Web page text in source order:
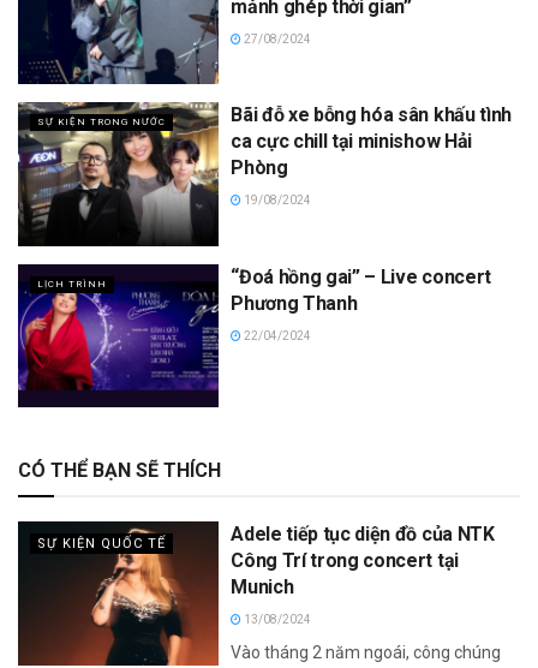
mảnh ghép thời gian”
27/08/2024
SỰ KIỆN TRONG NƯỚC
Bãi đỗ xe bỗng hóa sân khấu tình
ca cực chill tại minishow Hải
Phòng
19/08/2024
LỊCH TRÌNH
“Đoá hồng gai” – Live concert
Phương Thanh
22/04/2024
CÓ THỂ BẠN SẼ THÍCH
SỰ KIỆN QUỐC TẾ
Adele tiếp tục diện đồ của NTK
Công Trí trong concert tại
Munich
13/08/2024
Vào tháng 2 năm ngoái, công chúng